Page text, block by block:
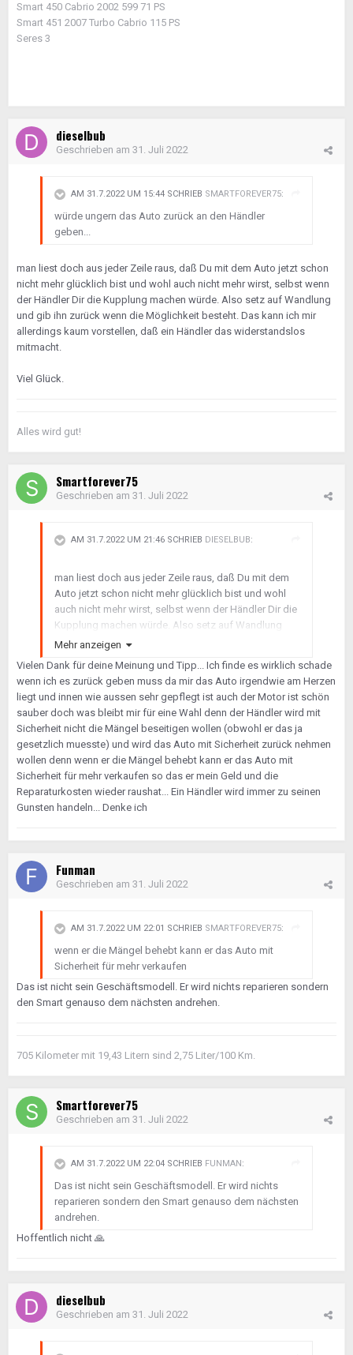
Smart 450 Cabrio 2002 599 71 PS
Smart 451 2007 Turbo Cabrio 115 PS
Seres 3
dieselbub
Geschrieben am 31. Juli 2022
AM 31.7.2022 UM 15:44 SCHRIEB SMARTFOREVER75:
würde ungern das Auto zurück an den Händler
geben...
man liest doch aus jeder Zeile raus, daß Du mit dem Auto jetzt schon
nicht mehr glücklich bist und wohl auch nicht mehr wirst, selbst wenn
der Händler Dir die Kupplung machen würde. Also setz auf Wandlung
und gib ihn zurück wenn die Möglichkeit besteht. Das kann ich mir
allerdings kaum vorstellen, daß ein Händler das widerstandslos
mitmacht.
Viel Glück.
Alles wird gut!
Smartforever75
Geschrieben am 31. Juli 2022
AM 31.7.2022 UM 21:46 SCHRIEB DIESELBUB:
man liest doch aus jeder Zeile raus, daß Du mit dem
Auto jetzt schon nicht mehr glücklich bist und wohl
auch nicht mehr wirst, selbst wenn der Händler Dir die
Kupplung machen würde. Also setz auf Wandlung
und gib ihn zurück wenn die Möglichkeit besteht. Das
Händler das widerstandslos mitmacht.
Viel Glück.
Mehr anzeigen
Vielen Dank für deine Meinung und Tipp... Ich finde es wirklich schade
wenn ich es zurück geben muss da mir das Auto irgendwie am Herzen
liegt und innen wie aussen sehr gepflegt ist auch der Motor ist schön
sauber doch was bleibt mir für eine Wahl denn der Händler wird mit
Sicherheit nicht die Mängel beseitigen wollen (obwohl er das ja
gesetzlich muesste) und wird das Auto mit Sicherheit zurück nehmen
wollen denn wenn er die Mängel behebt kann er das Auto mit
Sicherheit für mehr verkaufen so das er mein Geld und die
Reparaturkosten wieder raushat... Ein Händler wird immer zu seinen
Gunsten handeln... Denke ich
Funman
Geschrieben am 31. Juli 2022
AM 31.7.2022 UM 22:01 SCHRIEB SMARTFOREVER75:
wenn er die Mängel behebt kann er das Auto mit
Sicherheit für mehr verkaufen
Das ist nicht sein Geschäftsmodell. Er wird nichts reparieren sondern
den Smart genauso dem nächsten andrehen.
705 Kilometer mit 19,43 Litern sind 2,75 Liter/100 Km.
Smartforever75
Geschrieben am 31. Juli 2022
AM 31.7.2022 UM 22:04 SCHRIEB FUNMAN :
Das ist nicht sein Geschäftsmodell. Er wird nichts
reparieren sondern den Smart genauso dem nächsten
andrehen.
Hoffentlich nicht 🙏
dieselbub
Geschrieben am 31. Juli 2022